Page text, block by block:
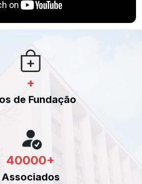
+
de Fundação
40000+
Associados